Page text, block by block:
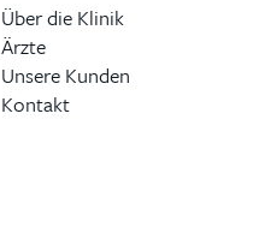
Über die Klinik
Ärzte
Unsere Kunden
Kontakt